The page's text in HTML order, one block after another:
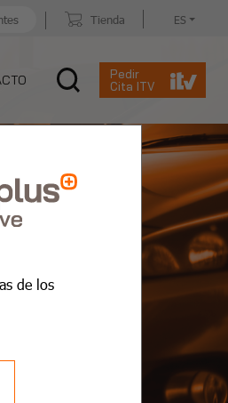
Tienda ES
Pedir
Cita ITV
de los